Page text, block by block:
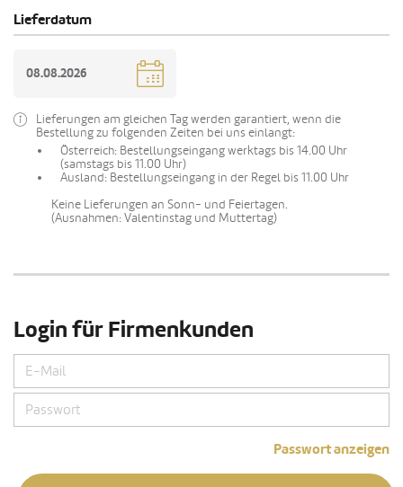
Lieferdatum
Lieferungen am gleichen Tag werden garantiert, wenn die
Bestellung zu folgenden Zeiten bei uns einlangt:
Österreich: Bestellungseingang werktags bis 14.00 Uhr
(samstags bis 11.00 Uhr)
Ausland: Bestellungseingang in der Regel bis 11.00 Uhr
Keine Lieferungen an Sonn- und Feiertagen.
(Ausnahmen: Valentinstag und Muttertag)
Login für Firmenkunden
Passwort anzeigen